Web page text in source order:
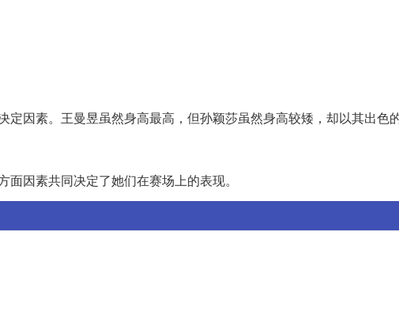
定因素。王曼昱虽然身高最高，但孙颖莎虽然身高较矮，却以其出色
因素共同决定了她们在赛场上的表现。